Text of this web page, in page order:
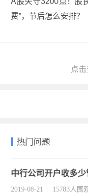
费”，节后怎么安排？
点
热门问题
中行公司开户收多少
2019-08-21 15783人围